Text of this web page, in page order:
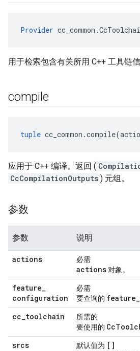
Provider
用于检索包含有关所用 C++ 工具链
compile
tuple
应用于 C++ 编译。返回 (
CcCompilationOutputs ) 元组。
参数
参数 说明
actions 必需
actions 对象。
feature_
configuration
必需
要查询的 feature_
cc_toolchain
所需的
要使用的 Cc
srcs 默认值为 []